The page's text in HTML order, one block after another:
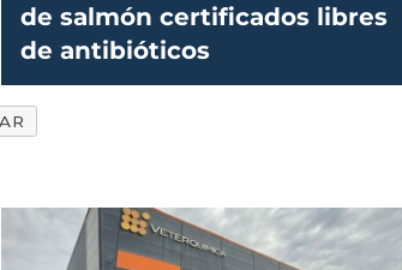
de salmón certificados libres
de antibióticos